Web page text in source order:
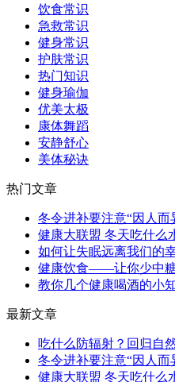
饮食常识
急救常识
健身常识
护肤常识
热门知识
健身瑜伽
优美太极
康体舞蹈
安静舒心
美体秘诀
热门文章
冬令进补要注意“因人而
健康大联盟 冬天吃什么
如何让失眠远离我们的
健康饮食——让你少中
教你几个健康喝酒的小
最新文章
吃什么防辐射？回归自
冬令进补要注意“因人而
健康大联盟 冬天吃什么